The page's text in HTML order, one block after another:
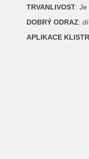
TRVANLIVOST: Je
DOBRÝ ODRAZ:
APLIKACE